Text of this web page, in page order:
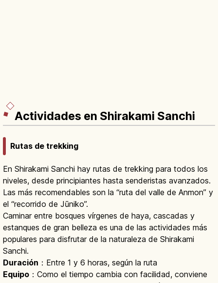
Actividades en Shirakami Sanchi
Rutas de trekking
En Shirakami Sanchi hay rutas de trekking para todos los
niveles, desde principiantes hasta senderistas avanzados.
Las más recomendables son la “ruta del valle de Anmon” y
el “recorrido de Jūniko”.
Caminar entre bosques vírgenes de haya, cascadas y
estanques de gran belleza es una de las actividades más
populares para disfrutar de la naturaleza de Shirakami
Sanchi.
Duración ：Entre 1 y 6 horas, según la ruta
Equipo ：Como el tiempo cambia con facilidad, conviene